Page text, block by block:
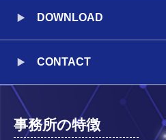
DOWNLOAD
CONTACT
事務所の特徴